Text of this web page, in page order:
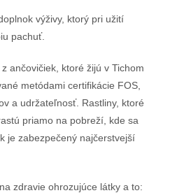
výživy, ktorý pri užití
pachuť.
ančovičiek, ktoré žijú v Tichom
metódami certifikácie FOS,
a udržateľnosť. Rastliny, ktoré
priamo na pobreží, kde sa
je zabezpečený najčerstvejší
zdravie ohrozujúce látky a to: